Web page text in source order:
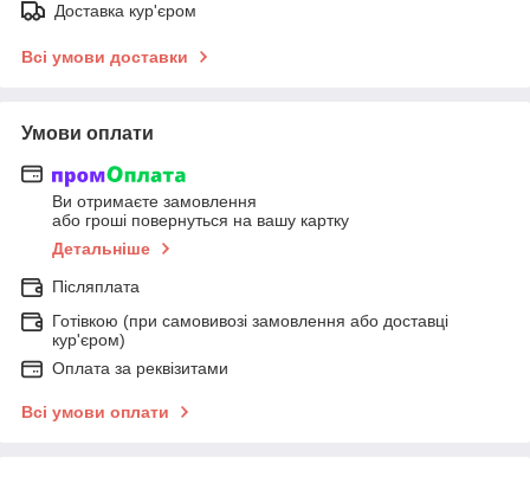
Доставка кур'єром
Всі умови доставки
Умови оплати
Ви отримаєте замовлення
або гроші повернуться на вашу картку
Детальніше
Післяплата
Готівкою (при самовивозі замовлення або доставці
кур'єром)
Оплата за реквізитами
Всі умови оплати